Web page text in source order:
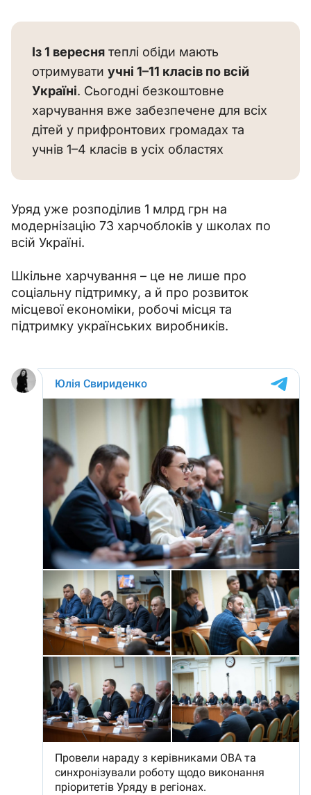
Із 1 вересня теплі обіди мають
отримувати учні 1–11 класів по всій
Україні. Сьогодні безкоштовне
харчування вже забезпечене для всіх
дітей у прифронтових громадах та
учнів 1–4 класів в усіх областях
Уряд уже розподілив 1 млрд грн на
модернізацію 73 харчоблоків у школах по
всій Україні.
Шкільне харчування – це не лише про
соціальну підтримку, а й про розвиток
місцевої економіки, робочі місця та
підтримку українських виробників.